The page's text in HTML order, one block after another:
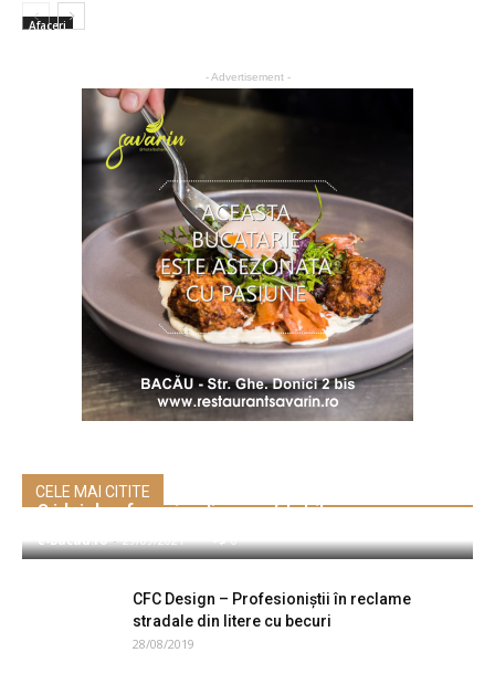
Afaceri
- Advertisement -
CELE MAI CITITE
3 idei de afaceri online profitabile
e-Bacau.ro - 29/09/2021 0
CFC Design – Profesioniștii în reclame
stradale din litere cu becuri
28/08/2019